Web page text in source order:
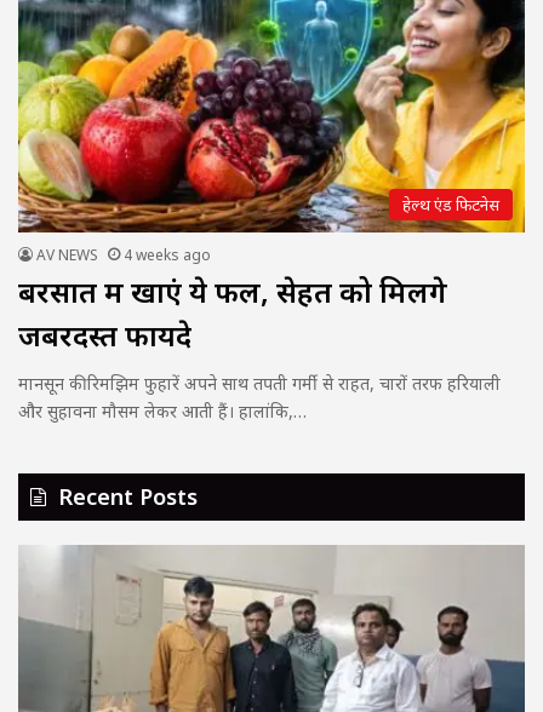
हेल्थ एंड फिटनेस
AV NEWS 4 weeks ago
बरसात में खाएं ये फल, सेहत को मिलेंगे
जबरदस्त फायदे
मानसून की रिमझिम फुहारें अपने साथ तपती गर्मी से राहत, चारों तरफ हरियाली
और सुहावना मौसम लेकर आती हैं। हालांकि,…
Recent Posts